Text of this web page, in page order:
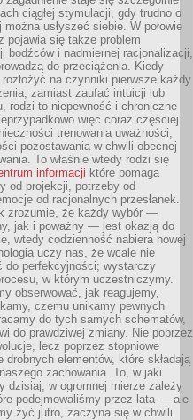
ciągłej stymulacji, gdy trudno o
usłyszeć siebie. W połowie
pojawia się także problem
bodźców i nadmiernej racjonalizacji,
do przeciążenia. Kiedy
rozłożyć na czynniki pierwsze każdy
zamiast zaufać intuicji lub
rodzi to niepewność i chroniczne
więc coraz częściej
trenowania uważności,
pozostawania w chwili obecnej
To właśnie wtedy rodzi się
informacji które pomaga
od projekcji, potrzeby od
od racjonalnych przesłanek.
zrozumie, że każdy wybór —
jak i poważny — jest okazją do
wtedy codzienność nabiera nowej
uczy nas, że wcale nie
do perfekcyjności; wystarczy
w którym uczestniczymy.
obserwować, jak reagujemy,
czemu unikamy pewnych
do tych samych schematów,
do prawdziwej zmiany. Nie poprzez
lecz poprzez stopniowe
drobnych elementów, które składają
zachowania. To, w jaki
dzisiaj, w ogromnej mierze zależy
podejmowaliśmy przez lata — ale
żyć jutro, zaczyna się w chwili